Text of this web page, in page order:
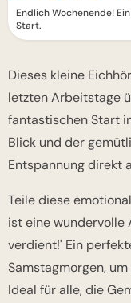
Endlich Wochenende!
Start.
Dieses kleine
letzten Arbeitstage
fantastischen Start
Blick und der
Entspannung direkt
Teile diese
ist eine wundervolle
verdient!' Ein
Samstagmorgen,
Ideal für alle, die